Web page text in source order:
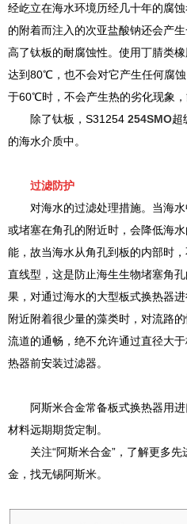
经屹立在海水环境历经几十年的腐
的附着而注入的次亚盐酸钠还会产
高了钛板的耐腐蚀性。使用丁腈类
达到80℃，也不会对它产生任何腐
于60℃时，不会产生热的劣化现象，
除了钛板，S31254 254SMO超
的海水介质中。
过滤防护
对海水的过滤处理措施。当海
或堵塞在角孔的附近时，会降低海
能，故当海水从角孔到板的内部时
直线型，这是防止海生生物堵塞角
果，对通过海水的大型板式换热器
附近附着很少量的藻类时，对流路
流道的通畅，绝不允许通过直径大
热器前安装过滤器。
阿斯米合金常备板式换热器用
材料远期期货定制。
关注“阿斯米合金”，了解更多
金，找无锡阿斯米。